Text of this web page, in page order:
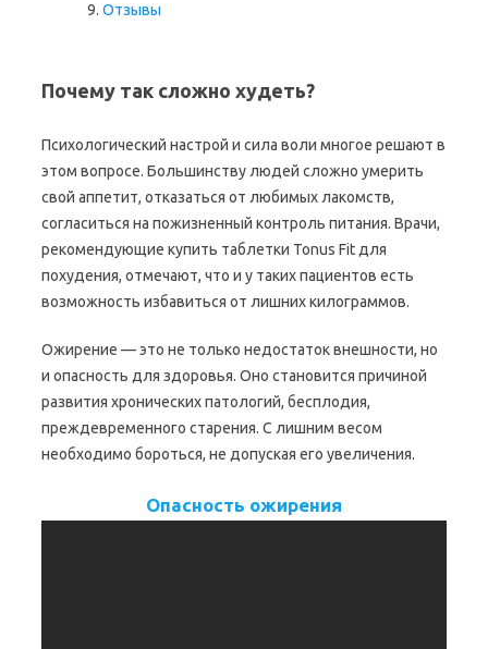
Отзывы
Почему так сложно худеть?
Психологический настрой и сила воли многое решают в
этом вопросе. Большинству людей сложно умерить
свой аппетит, отказаться от любимых лакомств,
согласиться на пожизненный контроль питания. Врачи,
рекомендующие купить таблетки Tonus Fit для
похудения, отмечают, что и у таких пациентов есть
возможность избавиться от лишних килограммов.
Ожирение — это не только недостаток внешности, но
и опасность для здоровья. Оно становится причиной
развития хронических патологий, бесплодия,
преждевременного старения. С лишним весом
необходимо бороться, не допуская его увеличения.
Опасность ожирения